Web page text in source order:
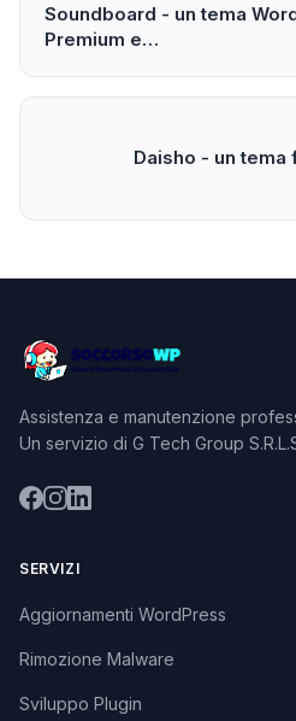
Soundboard - un tema
Premium e…
Daisho - un
Assistenza e manutenzione
Un servizio di G Tech Group
SERVIZI
Aggiornamenti WordPress
Rimozione Malware
Sviluppo Plugin